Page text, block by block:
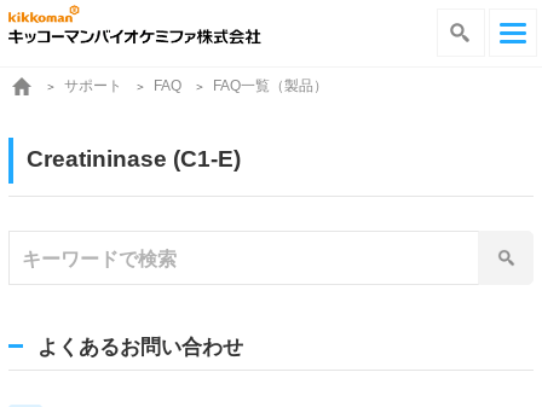
サポート FAQ FAQ一覧（製品）
Creatininase (C1-E)
よくあるお問い合わせ